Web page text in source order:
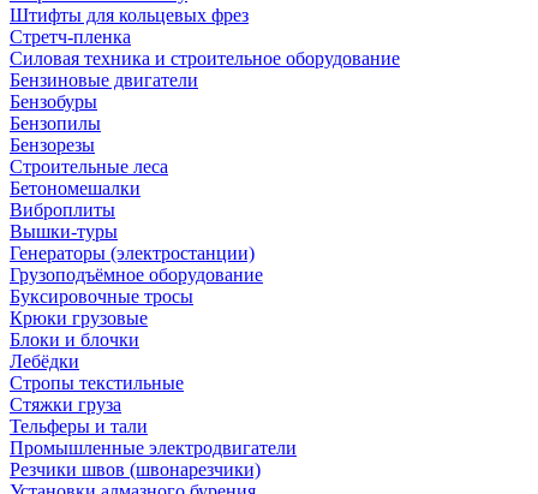
Штифты для кольцевых фрез
Стретч-пленка
Силовая техника и строительное оборудование
Бензиновые двигатели
Бензобуры
Бензопилы
Бензорезы
Строительные леса
Бетономешалки
Виброплиты
Вышки-туры
Генераторы (электростанции)
Грузоподъёмное оборудование
Буксировочные тросы
Крюки грузовые
Блоки и блочки
Лебёдки
Стропы текстильные
Стяжки груза
Тельферы и тали
Промышленные электродвигатели
Резчики швов (швонарезчики)